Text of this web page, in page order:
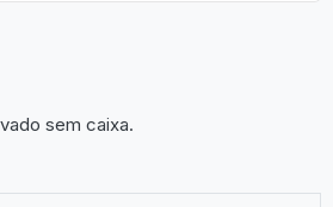
sem caixa.